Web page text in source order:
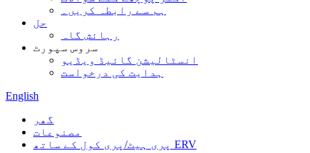
ہم سے رابطہ کریں۔
حل
رہائش گاہ
سروس سپورٹ
انسٹالیشن گائیڈ ویڈیو
ہدایت کی درخواست
English
گھر
مصنوعات
پری ہیٹ/پری کول کے ساتھ ERV